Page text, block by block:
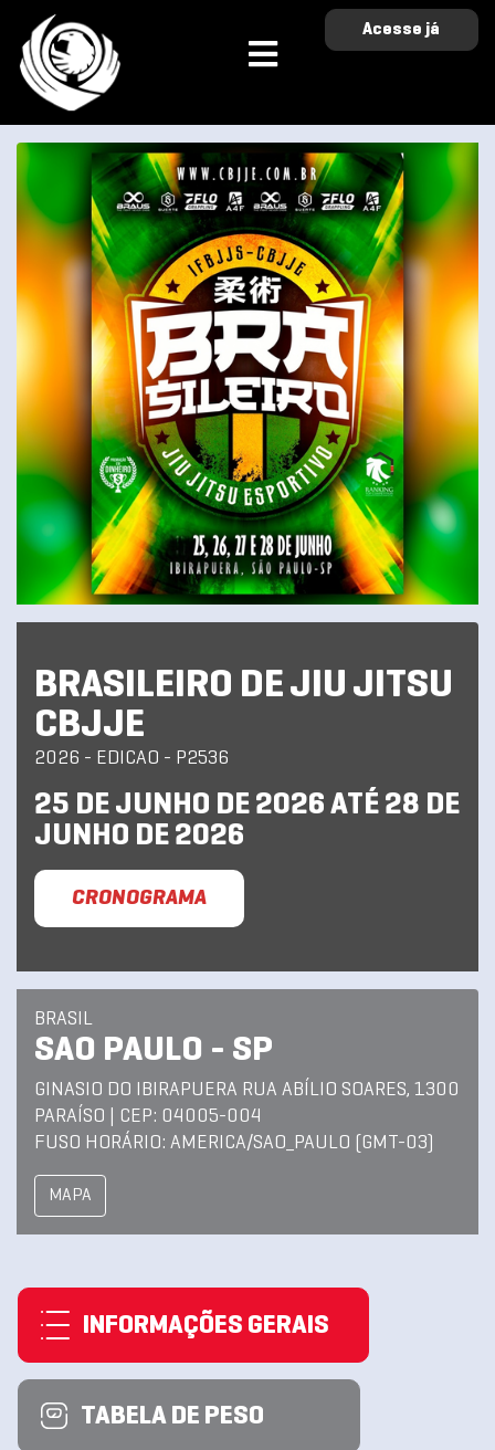
Acesse já
BRASILEIRO DE JIU JITSU
CBJJE
2026 - EDICAO - P2536
25 DE JUNHO DE 2026 ATÉ 28 DE
JUNHO DE 2026
CRONOGRAMA
BRASIL
SAO PAULO - SP
GINASIO DO IBIRAPUERA RUA ABÍLIO SOARES, 1300
PARAÍSO | CEP: 04005-004
FUSO HORÁRIO: AMERICA/SAO_PAULO (GMT-03)
MAPA
INFORMAÇÕES GERAIS
TABELA DE PESO